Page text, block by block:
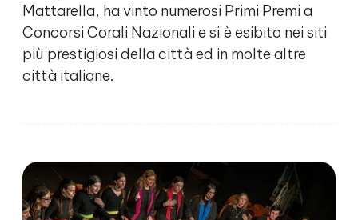
Mattarella, ha vinto numerosi Primi Premi a
Concorsi Corali Nazionali e si è esibito nei siti
più prestigiosi della città ed in molte altre
città italiane.